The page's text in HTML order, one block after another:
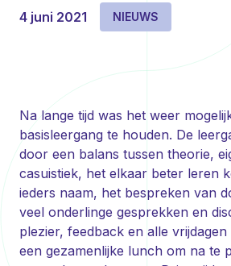
4 juni 2021 NIEUWS
Na lange tijd was het weer
basisleergang te houden. De
door een balans tussen theorie,
casuistiek, het elkaar beter leren
ieders naam, het bespreken van
veel onderlinge gesprekken en
plezier, feedback en alle
een gezamenlijke lunch om na te